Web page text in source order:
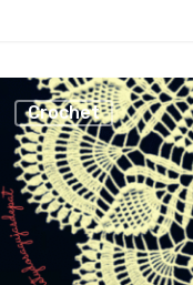
Carpeta
Centro
de
mesa
crochet
Crochet